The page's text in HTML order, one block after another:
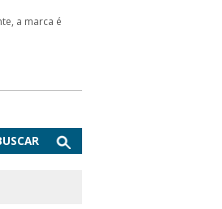
a marca é